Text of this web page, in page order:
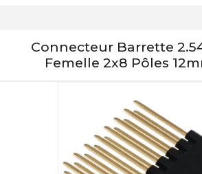
Connecteur Barrette
Femelle 2x8 Pôles